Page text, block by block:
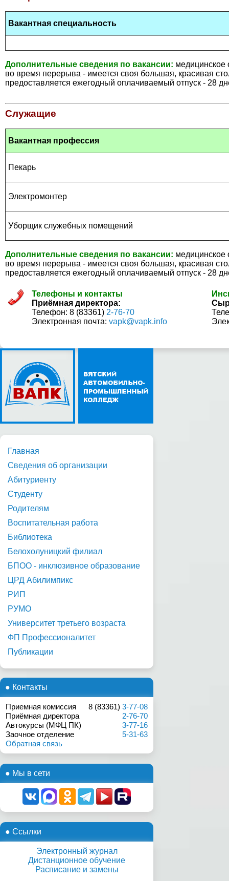
Вакантная специальность
Дополнительные сведения по вакансии:
во время перерыва - имеется своя большая, красивая
предоставляется ежегодный оплачиваемый отпуск - 28
Служащие
Вакантная профессия
Пекарь
Электромонтер
Уборщик служебных помещений
Дополнительные сведения по вакансии:
во время перерыва - имеется своя большая, красивая
предоставляется ежегодный оплачиваемый отпуск - 28
Телефоны и контакты
Приёмная директора:
Телефон: 8 (83361) 2-76-70
Электронная почта: vapk@vapk.info
Главная
Сведения об организации
Абитуриенту
Студенту
Родителям
Воспитательная работа
Библиотека
Белохолуницкий филиал
БПОО - инклюзивное образование
ЦРД Абилимпикс
РИП
РУМО
Университет третьего возраста
ФП Профессионалитет
Публикации
● Контакты
Приемная комиссия 8 (83361) 3-77-08
Приёмная директора
2-76-70
Автокурсы (МФЦ ПК)
3-77-16
Заочное отделение
5-31-63
Обратная связь
● Мы в сети
● Ссылки
Электронный журнал
Дистанционное обучение
Расписание и замены